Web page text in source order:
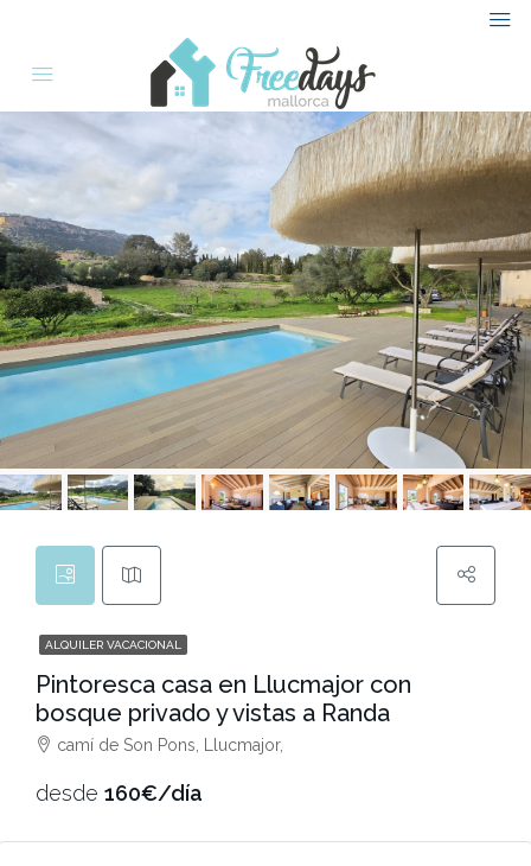
ALQUILER VACACIONAL
Pintoresca casa en Llucmajor con
bosque privado y vistas a Randa
camí de Son Pons, Llucmajor,
desde 160€/día